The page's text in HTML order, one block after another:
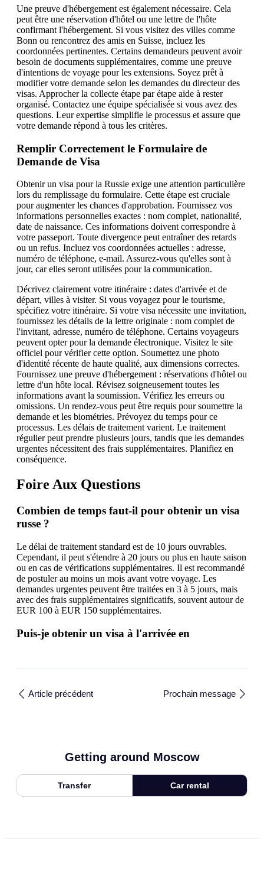
Une preuve d'hébergement est également nécessaire. Cela
peut être une réservation d'hôtel ou une lettre de l'hôte
confirmant l'hébergement. Si vous visitez des villes comme
Bonn ou rencontrez des amis en Suisse, incluez les
coordonnées pertinentes. Certains demandeurs peuvent avoir
besoin de documents supplémentaires, comme une preuve
d'intentions de voyage pour les extensions. Soyez prêt à
modifier votre demande selon les demandes du directeur des
visas. Approcher la collecte étape par étape aide à rester
organisé. Contactez une équipe spécialisée si vous avez des
questions. Leur expertise simplifie le processus et assure que
votre demande répond à tous les critères.
Remplir Correctement le Formulaire de
Demande de Visa
Obtenir un visa pour la Russie exige une attention particulière
lors du remplissage du formulaire. Cette étape est cruciale
pour augmenter les chances d'approbation. Fournissez vos
informations personnelles exactes : nom complet, nationalité,
date de naissance. Ces informations doivent correspondre à
votre passeport. Toute divergence peut entraîner des retards
ou un refus. Incluez vos coordonnées actuelles : adresse,
numéro de téléphone, e-mail. Assurez-vous qu'elles sont à
jour, car elles seront utilisées pour la communication.
Décrivez clairement votre itinéraire : dates d'arrivée et de
départ, villes à visiter. Si vous voyagez pour le tourisme,
spécifiez votre itinéraire. Si votre visa nécessite une invitation,
fournissez les détails de la lettre originale : nom complet de
l'invitant, adresse, numéro de téléphone. Certains voyageurs
peuvent opter pour la demande électronique. Visitez le site
officiel pour vérifier cette option. Soumettez une photo
d'identité récente de haute qualité, aux dimensions correctes.
Fournissez une preuve d'hébergement : réservations d'hôtel ou
lettre d'un hôte local. Révisez soigneusement toutes les
informations avant la soumission. Vérifiez les erreurs ou
omissions. Un rendez-vous peut être requis pour soumettre la
demande et les biométries. Prévoyez du temps pour ce
processus. Les délais de traitement varient. Le traitement
régulier peut prendre plusieurs jours, tandis que les demandes
urgentes nécessitent des frais supplémentaires. Planifiez en
conséquence.
Foire Aux Questions
Combien de temps faut-il pour obtenir un visa
russe ?
Le délai de traitement standard est de 10 jours ouvrables.
Cependant, il peut s'étendre à 20 jours ou plus en haute saison
ou en cas de vérifications supplémentaires. Il est recommandé
de postuler au moins un mois avant votre voyage. Les
demandes urgentes peuvent être traitées en 3 à 5 jours, mais
avec des frais supplémentaires significatifs, souvent autour de
EUR 100 à EUR 150 supplémentaires.
Puis-je obtenir un visa à l'arrivée en
Article précédent Prochain message
Getting around Moscow
Transfer Car rental